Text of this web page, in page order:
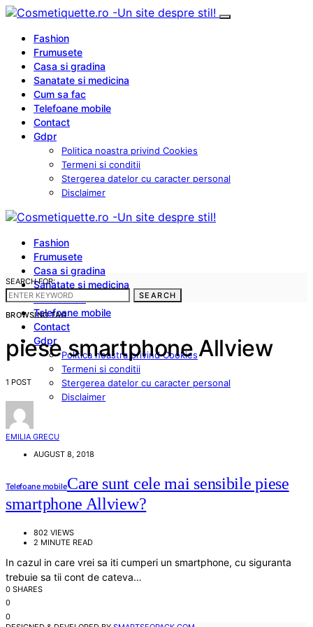
Fashion
Frumusete
Casa si gradina
Sanatate si medicina
Cum sa fac
Telefoane mobile
Contact
Gdpr
Politica noastra privind Cookies
Termeni si conditii
Stergerea datelor cu caracter personal
Disclaimer
Fashion
Frumusete
Casa si gradina
Sanatate si medicina
Cum sa fac
Telefoane mobile
Contact
Gdpr
Politica noastra privind Cookies
Termeni si conditii
Stergerea datelor cu caracter personal
Disclaimer
SEARCH FOR:
SEARCH
BROWSING TAG
piese smartphone Allview
1 POST
EMILIA GRECU
AUGUST 8, 2018
Telefoane mobileCare sunt cele mai sensibile piese
smartphone Allview?
802 VIEWS
2 MINUTE READ
In cazul in care vrei sa iti cumperi un smartphone, cu siguranta
trebuie sa tii cont de cateva…
0 SHARES
0
0